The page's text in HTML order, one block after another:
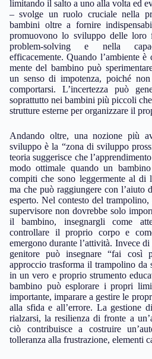
limitando il salto a uno alla volta ed
– svolge un ruolo cruciale nella
bambini oltre a fornire
promuovono lo sviluppo delle loro
problem-solving e nella
efficacemente. Quando l’ambiente
mente del bambino può
un senso di impotenza, poiché
comportarsi. L’incertezza può
soprattutto nei bambini più piccoli
strutture esterne per organizzare il
Andando oltre, una nozione più
sviluppo è la “zona di sviluppo
teoria suggerisce che
modo ottimale quando un
compiti che sono leggermente al di
ma che può raggiungere con
esperto. Nel contesto del
supervisore non dovrebbe solo
il bambino, insegnargli come
controllare il proprio corpo e
emergono durante l’attività. Invece
genitore può insegnare “fai così
approccio trasforma il trampolino da
in un vero e proprio strumento
bambino può esplorare i propri
importante, imparare a gestire le
alla sfida e all’errore. La gestione
rialzarsi, la resilienza di fronte a
ciò contribuisce a costruire
tolleranza alla frustrazione, elementi